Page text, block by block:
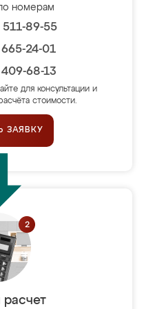
номерам
89-55
24-01
68-13
для консультации и
стоимости.
ЗАЯВКУ